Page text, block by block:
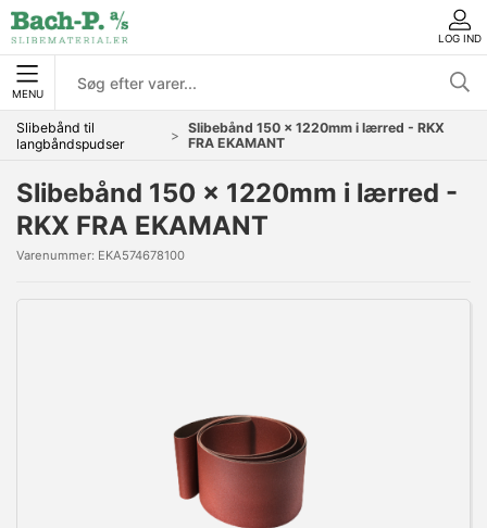
LOG IND
MENU
Slibebånd til
langbåndspudser
Slibebånd 150 x 1220mm i lærred - RKX
FRA EKAMANT
Slibebånd 150 x 1220mm i lærred -
RKX FRA EKAMANT
Varenummer: EKA574678100